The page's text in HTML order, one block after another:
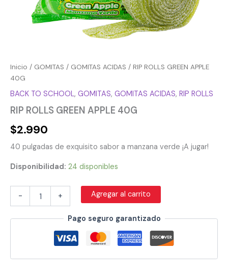
Inicio / GOMITAS / GOMITAS ACIDAS / RIP ROLLS GREEN APPLE
40G
BACK TO SCHOOL, GOMITAS, GOMITAS ACIDAS, RIP ROLLS
RIP ROLLS GREEN APPLE 40G
$2.990
40 pulgadas de exquisito sabor a manzana verde ¡A jugar!
Disponibilidad: 24 disponibles
- + Agregar al carrito
Pago seguro garantizado